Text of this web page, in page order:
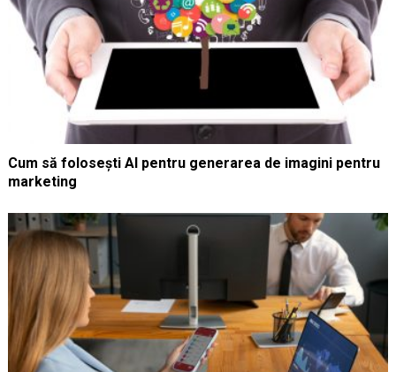
Cum să folosești AI pentru generarea de imagini pentru
marketing